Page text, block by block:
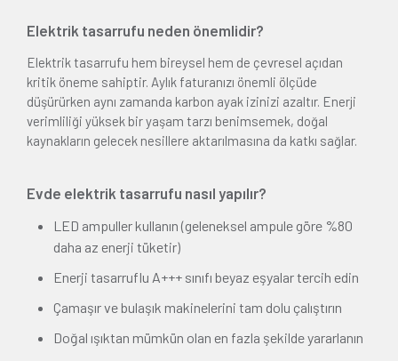
Elektrik tasarrufu neden önemlidir?
Elektrik tasarrufu hem bireysel hem de çevresel açıdan
kritik öneme sahiptir. Aylık faturanızı önemli ölçüde
düşürürken aynı zamanda karbon ayak izinizi azaltır. Enerji
verimliliği yüksek bir yaşam tarzı benimsemek, doğal
kaynakların gelecek nesillere aktarılmasına da katkı sağlar.
Evde elektrik tasarrufu nasıl yapılır?
LED ampuller kullanın (geleneksel ampule göre %80
daha az enerji tüketir)
Enerji tasarruflu A+++ sınıfı beyaz eşyalar tercih edin
Çamaşır ve bulaşık makinelerini tam dolu çalıştırın
Doğal ışıktan mümkün olan en fazla şekilde yararlanın